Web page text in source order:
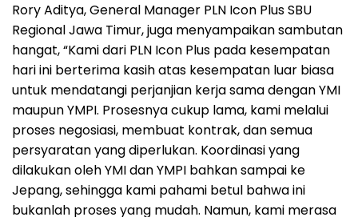
Rory Aditya, General Manager PLN Icon Plus SBU
Regional Jawa Timur, juga menyampaikan sambutan
hangat, “Kami dari PLN Icon Plus pada kesempatan
hari ini berterima kasih atas kesempatan luar biasa
untuk mendatangi perjanjian kerja sama dengan YMI
maupun YMPI. Prosesnya cukup lama, kami melalui
proses negosiasi, membuat kontrak, dan semua
persyaratan yang diperlukan. Koordinasi yang
dilakukan oleh YMI dan YMPI bahkan sampai ke
Jepang, sehingga kami pahami betul bahwa ini
bukanlah proses yang mudah. Namun, kami merasa